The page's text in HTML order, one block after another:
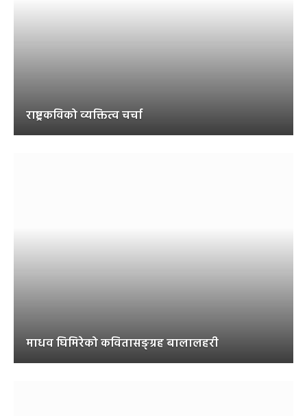
राष्ट्रकविको व्यक्तित्व चर्चा
माधव घिमिरेको कवितासङ्ग्रह बालालहरी